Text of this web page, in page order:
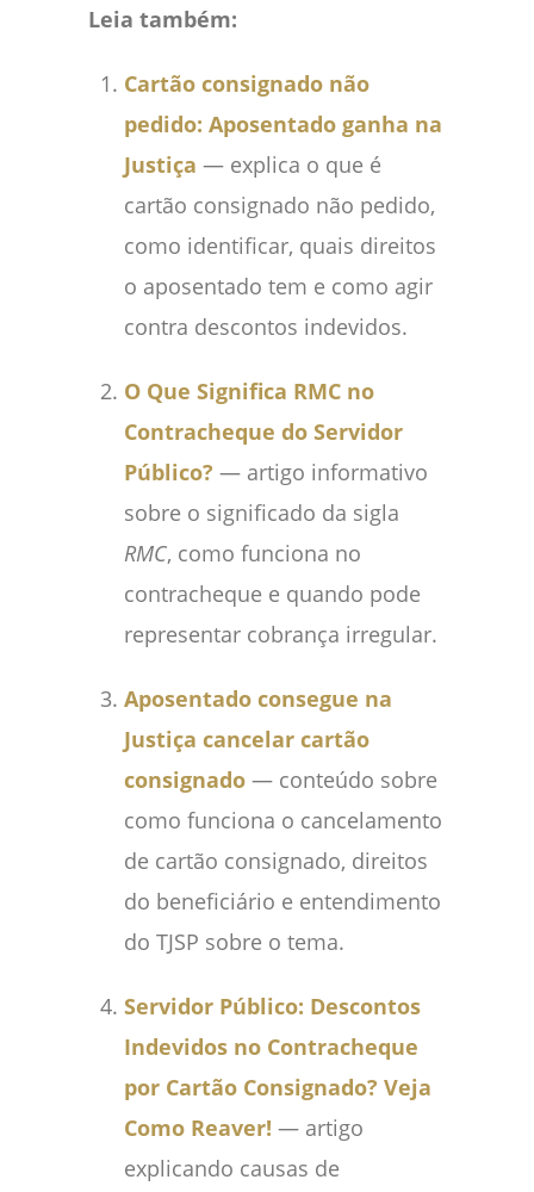
Leia também:
Cartão consignado não
pedido: Aposentado ganha na
Justiça — explica o que é
cartão consignado não pedido,
como identificar, quais direitos
o aposentado tem e como agir
contra descontos indevidos.
O Que Significa RMC no
Contracheque do Servidor
Público? — artigo informativo
sobre o significado da sigla
RMC, como funciona no
contracheque e quando pode
representar cobrança irregular.
Aposentado consegue na
Justiça cancelar cartão
consignado — conteúdo sobre
como funciona o cancelamento
de cartão consignado, direitos
do beneficiário e entendimento
do TJSP sobre o tema.
Servidor Público: Descontos
Indevidos no Contracheque
por Cartão Consignado? Veja
Como Reaver! — artigo
explicando causas de